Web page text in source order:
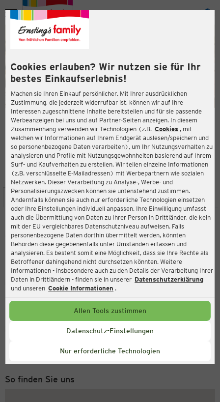
Cookies erlauben? Wir nutzen sie für Ihr
bestes Einkaufserlebnis!
Machen sie Ihren Einkauf persönlicher. Mit Ihrer ausdrücklichen
Zustimmung, die jederzeit widerrufbar ist, können wir auf Ihre
Interessen zugeschnittene Inhalte bereitstellen und für sie passende
Werbeanzeigen bei uns und auf Partner-Seiten anzeigen. In diesem
Zusammenhang verwenden wir Technologien (z.B. Cookies , mit
welchen wir Informationen auf Ihrem Endgerät auslesen/speichern und
so personenbezogene Daten verarbeiten), um Ihr Nutzungsverhalten zu
analysieren und Profile mit Nutzungsgewohnheiten basierend auf Ihrem
Surf- und Kaufverhalten zu erstellen. Wir teilen einzelne Informationen
(z.B. verschlüsselte E-Mailadressen) mit Werbepartnern wie sozialen
Netzwerken. Dieser Verarbeitung zu Analyse-, Werbe- und
Personalisierungszwecken können sie untenstehend zustimmen.
Andernfalls können sie auch nur erforderliche Technologien einsetzen
oder Ihre Einstellungen individuell anpassen. Ihre Einwilligung umfasst
auch die Übermittlung von Daten zu Ihrer Person in Drittländer, die kein
mit der EU vergleichbares Datenschutzniveau aufweisen. Falls
personenbezogene Daten dorthin übermittelt werden, könnten
Behörden diese gegebenenfalls unter Umständen erfassen und
analysieren. Es besteht somit eine Möglichkeit, dass sie Ihre Rechte als
Betroffener dahingehend nicht durchsetzen könnten. Weitere
Informationen - insbesondere auch zu den Details der Verarbeitung Ihrer
Daten in Drittländern - finden sie in unserer Datenschutzerklärung
und unseren Cookie Informationen .
Allen Tools zustimmen
Datenschutz-Einstellungen
Nur erforderliche Technologien
Menü
ERNSTING'S FAMILY FILIALE
Europastraße 15 (TOP 12 B)
3442 Langenrohr
4,2
Bewertung:
STANDORT SERVICES SORTIMENT AKTIONEN
Ernsting's family
Europastraße 15 (TOP 12 B), 3442 Langenrohr
Aktuell:
Geöffnet
Service Hotline
Montag bis Freitag 8-18 Uhr
So finden Sie uns